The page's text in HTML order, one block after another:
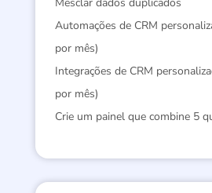
Automações de CRM
por mês)
Integrações de CRM
por mês)
Crie um painel que combine 5